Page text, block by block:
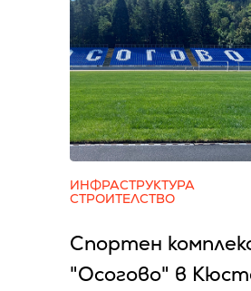
ИНФРАСТРУКТУРА
СТРОИТЕЛСТВО
Спортен
"Осогово" в